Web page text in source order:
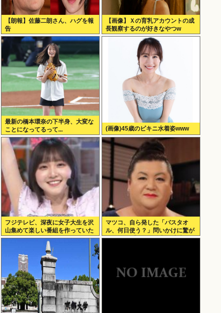
【朗報】佐藤二朗さん、ハグを報
告
【画像】Ｘの育乳アカウントの成
長観察するのが好きなやつw
最新の橋本環奈の下半身、大変な
ことになってるって...
(画像)45歳のビキニ水着姿www
フジテレビ、深夜に女子大生を沢
山集めて楽しい番組を作っていた
www
マツコ、自ら発した「バスタオ
ル、何日使う？」問いかけに驚が
くの答え 「今日は全部、本当のこ